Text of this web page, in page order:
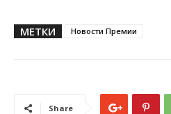
МЕТКИ Новости Премии
Share